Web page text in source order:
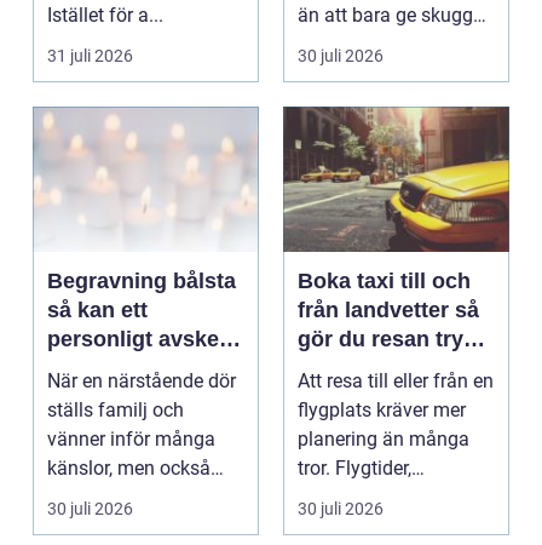
Istället för a...
31 juli 2026
än att bara ge skugga.
Det påverkar hur länge
gäs...
30 juli 2026
Begravning bålsta
så kan ett
personligt avsked
formas
När en närstående dör
ställs familj och
vänner inför många
känslor, men också
praktiska beslut. En b...
30 juli 2026
Boka taxi till och
från landvetter så
gör du resan trygg
och smidig
Att resa till eller från en
flygplats kräver mer
planering än många
tror. Flygtider,
packning, säker...
30 juli 2026